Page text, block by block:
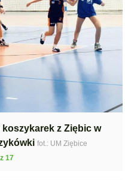
z Ziębic w
fot.: UM Ziębice
17